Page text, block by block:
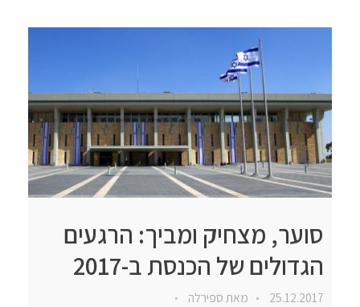
סוער, מצחיק ומביך: הרגעים
הגדולים של הכנסת ב-2017
25.12.2017 מאתספירלה